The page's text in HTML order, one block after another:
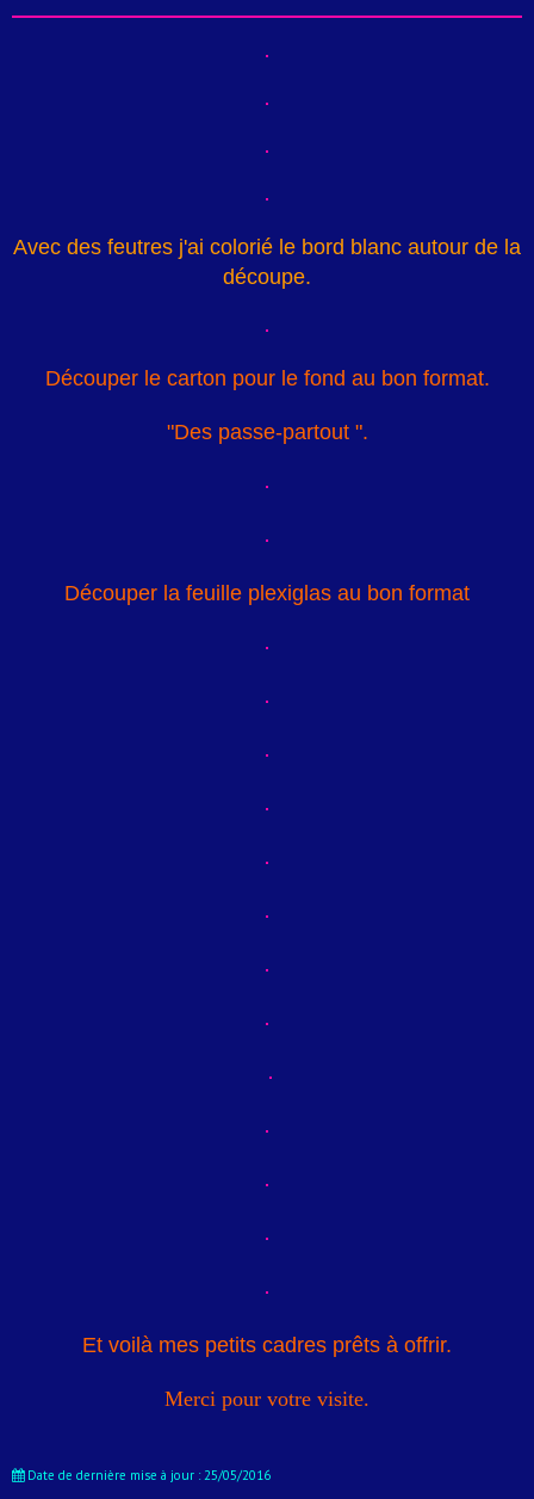
Avec des feutres j'ai colorié le bord blanc autour de la
découpe.
Découper le carton pour le fond au bon format.
"Des passe-partout ".
Découper la feuille plexiglas au bon format
Et voilà mes petits cadres prêts à offrir.
Merci pour votre visite.
Date de dernière mise à jour : 25/05/2016